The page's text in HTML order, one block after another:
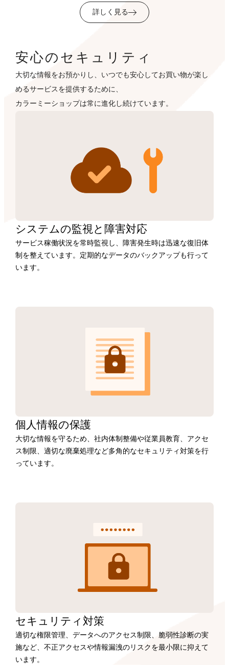
詳しく見る
安心のセキュリティ
大切な情報をお預かりし、いつでも安心してお買い物が楽し
めるサービスを提供するために、
カラーミーショップは常に進化し続けています。
システムの監視と障害対応
サービス稼働状況を常時監視し、障害発生時は迅速な復旧体
制を整えています。定期的なデータのバックアップも行って
います。
個人情報の保護
大切な情報を守るため、社内体制整備や従業員教育、アクセ
ス制限、適切な廃棄処理など多角的なセキュリティ対策を行
っています。
セキュリティ対策
適切な権限管理、データへのアクセス制限、脆弱性診断の実
施など、不正アクセスや情報漏洩のリスクを最小限に抑えて
います。